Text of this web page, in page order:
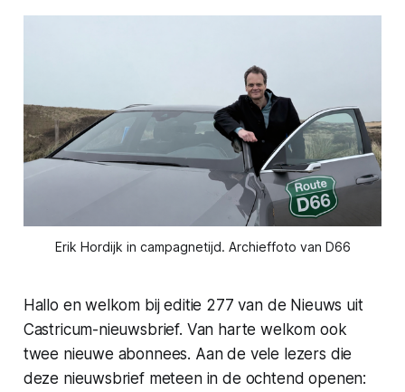
Erik Hordijk in campagnetijd. Archieffoto van D66
Hallo en welkom bij editie 277 van de Nieuws uit
Castricum-nieuwsbrief. Van harte welkom ook
twee nieuwe abonnees. Aan de vele lezers die
deze nieuwsbrief meteen in de ochtend openen: